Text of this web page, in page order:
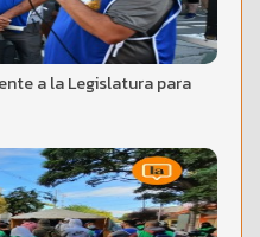
a la Legislatura para